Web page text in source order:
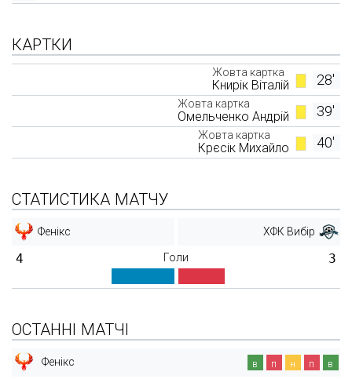
КАРТКИ
28'
Жовта картка
Книрік Віталій
39'
Жовта картка
Омельченко Андрій
40'
Жовта картка
Крєсік Михайло
СТАТИСТИКА МАТЧУ
Фенікс ХФК Вибір
4 Голи 3
ОСТАННІ МАТЧІ
Фенікс в п н п в